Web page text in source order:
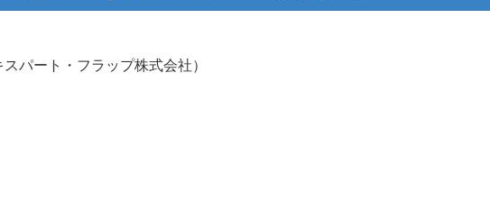
パート・フラップ株式会社）